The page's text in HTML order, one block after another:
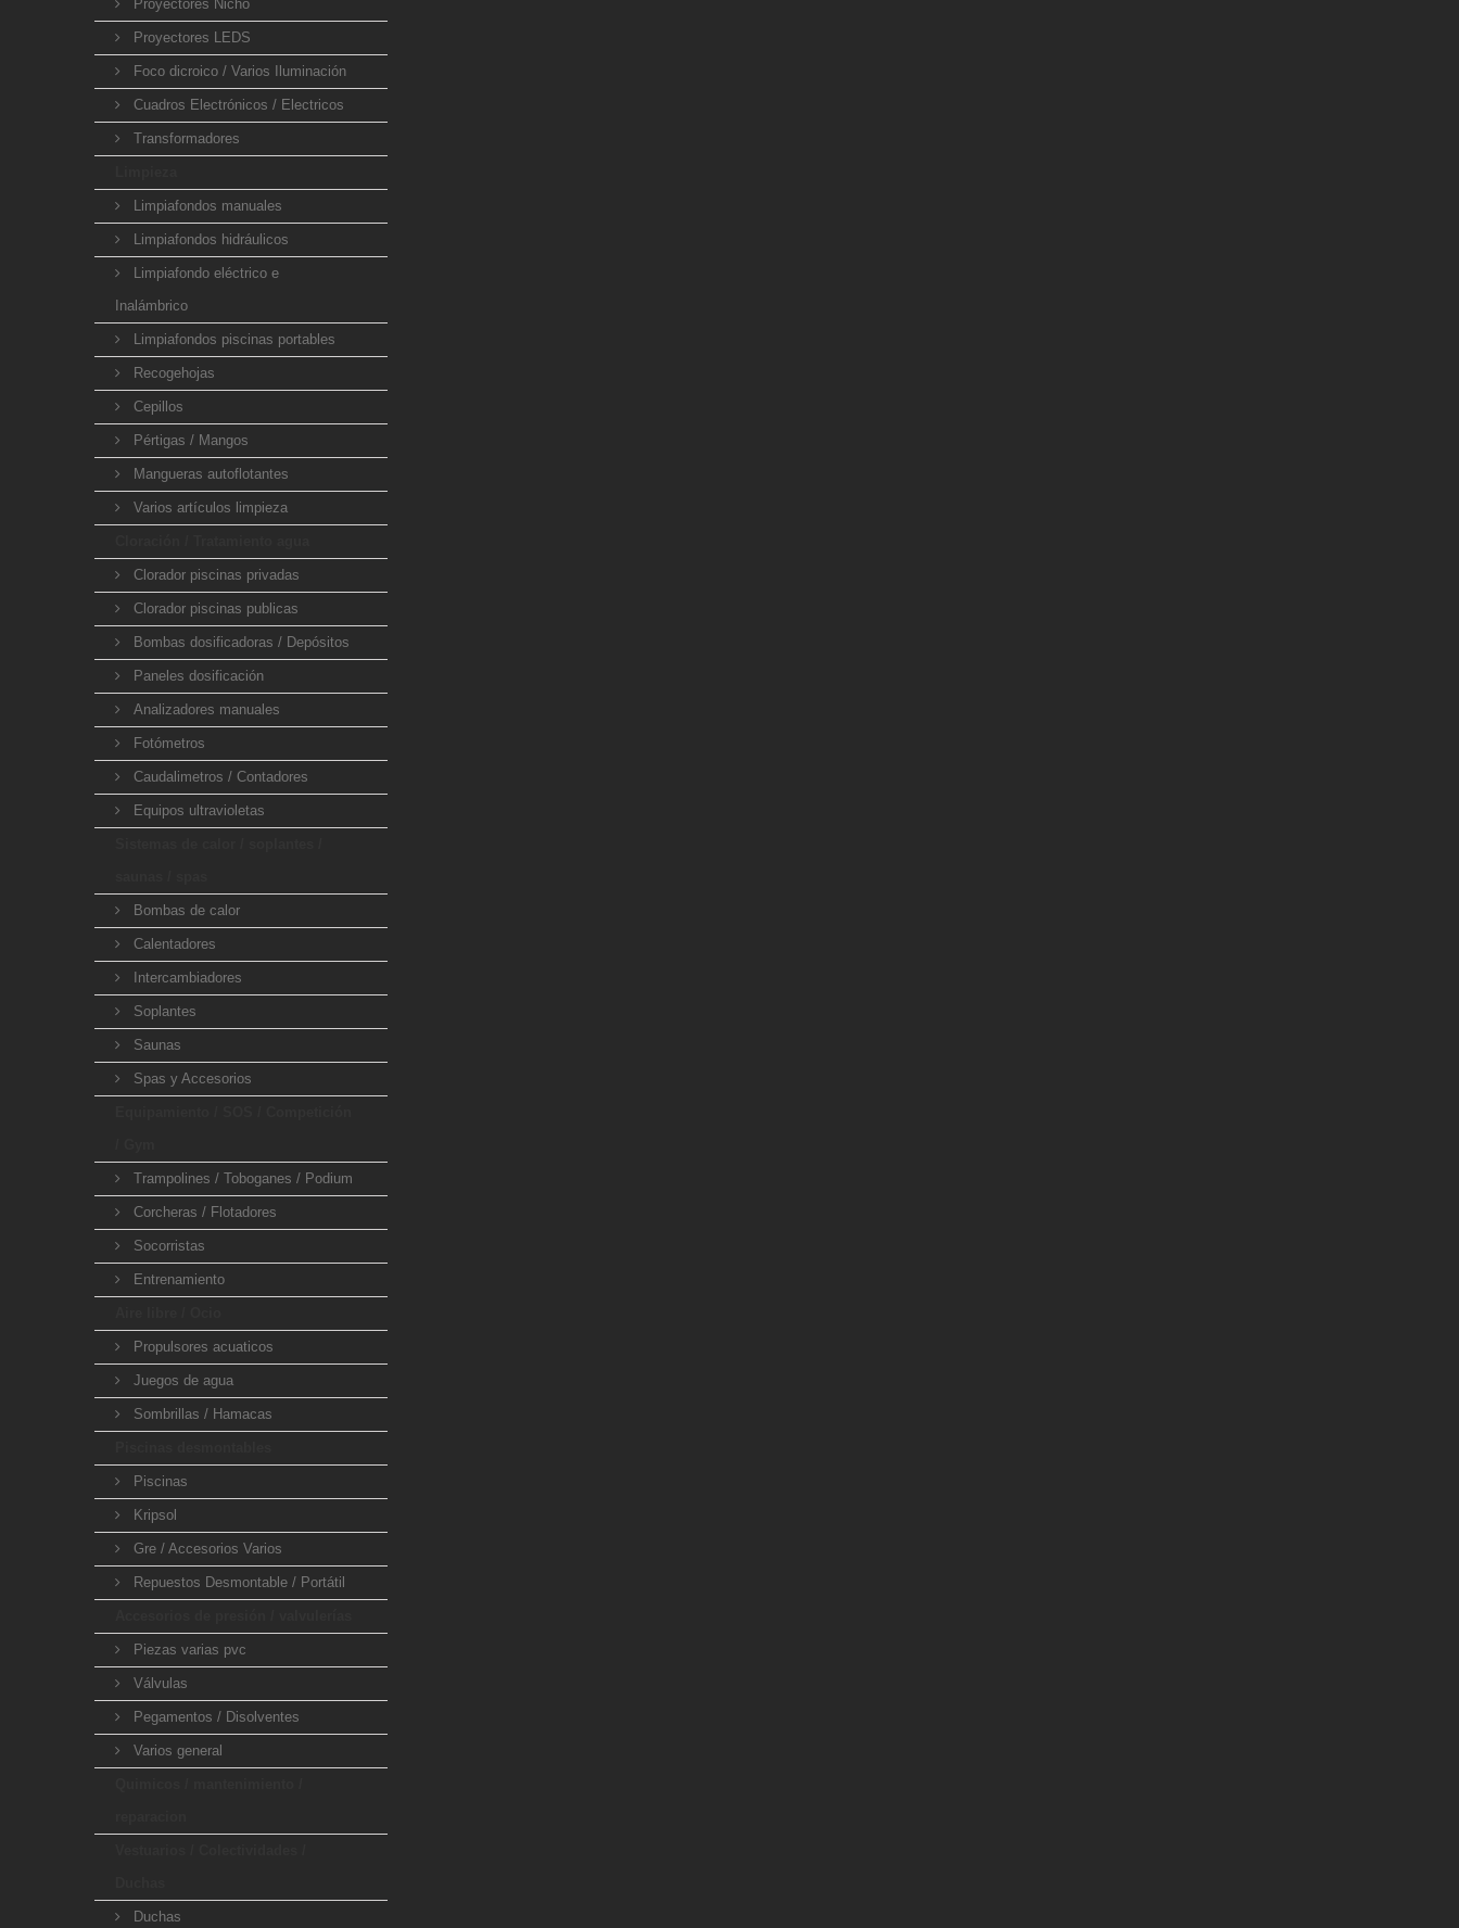
Proyectores Nicho
Proyectores LEDS
Foco dicroico / Varios Iluminación
Cuadros Electrónicos / Electricos
Transformadores
Limpiafondos manuales
Limpiafondos hidráulicos
Limpiafondo eléctrico e
Inalámbrico
Limpiafondos piscinas portables
Recogehojas
Cepillos
Pértigas / Mangos
Mangueras autoflotantes
Varios artículos limpieza
Clorador piscinas privadas
Clorador piscinas publicas
Bombas dosificadoras / Depósitos
Paneles dosificación
Analizadores manuales
Fotómetros
Caudalimetros / Contadores
Equipos ultravioletas
Bombas de calor
Calentadores
Intercambiadores
Soplantes
Saunas
Spas y Accesorios
Trampolines / Toboganes / Podium
Corcheras / Flotadores
Socorristas
Entrenamiento
Propulsores acuaticos
Juegos de agua
Sombrillas / Hamacas
Piscinas
Kripsol
Gre / Accesorios Varios
Repuestos Desmontable / Portátil
Piezas varias pvc
Válvulas
Pegamentos / Disolventes
Varios general
Duchas